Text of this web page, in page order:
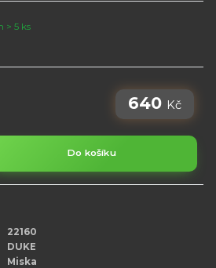
> 5 ks
640 Kč
Do košíku
22160
DUKE
Miska